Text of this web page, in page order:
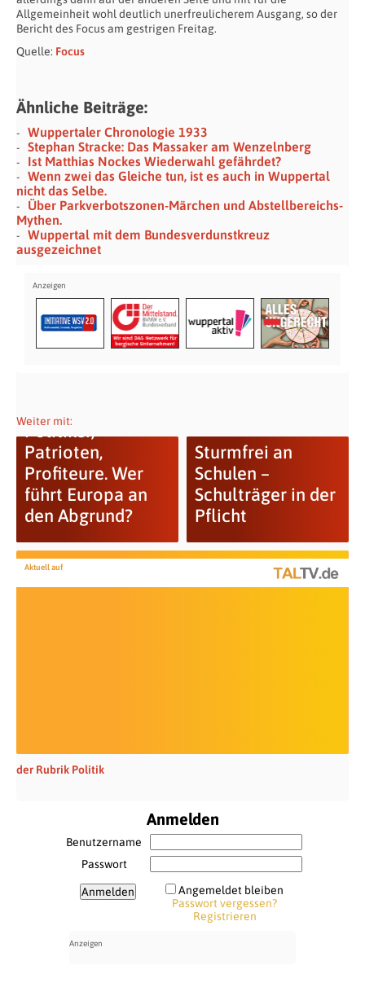
Allgemeinheit wohl deutlich unerfreulicherem Ausgang, so der
Bericht des Focus am gestrigen Freitag.
Quelle: Focus
Ähnliche Beiträge:
Wuppertaler Chronologie 1933
Stephan Stracke: Das Massaker am Wenzelnberg
Ist Matthias Nockes Wiederwahl gefährdet?
Wenn zwei das Gleiche tun, ist es auch in Wuppertal
nicht das Selbe.
Über Parkverbotszonen-Märchen und Abstellbereichs-
Mythen.
Wuppertal mit dem Bundesverdunstkreuz
ausgezeichnet
Weiter mit:
Politiker,
Patrioten,
Profiteure. Wer
führt Europa an
den Abgrund?
Sturmfrei an
Schulen –
Schulträger in der
Pflicht
Aktuell auf
der Rubrik Politik
Anmelden
Benutzername
Passwort
Angemeldet bleiben
Passwort vergessen?
Registrieren